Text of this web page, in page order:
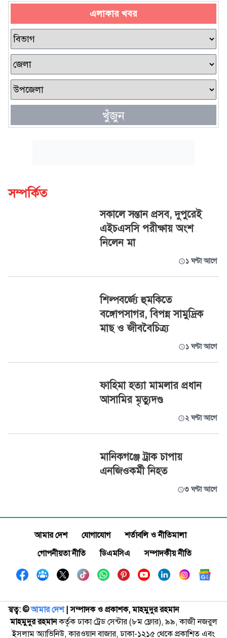
এলাকার খবর
খুঁজুন
সম্পর্কিত
সকালে সন্তান প্রসব, দুপুরেই
এইচএসসি পরীক্ষায় অংশ
নিলেন মা
১ ঘণ্টা আগে
শিল্পবর্জ্যে হুমকিতে
বঙ্গোপসাগর, বিপন্ন সামুদ্রিক
মাছ ও জীববৈচিত্র্য
১ ঘণ্টা আগে
ফাহিমা হত্যা মামলার প্রধান
আসামির মৃত্যুদণ্ড
২ ঘণ্টা আগে
মানিকগঞ্জে ট্রাক চাপায়
এনজিওকর্মী নিহত
৩ ঘণ্টা আগে
আমার দেশ যোগাযোগ
শর্তাবলি ও নীতিমালা
গোপনীয়তা নীতি
ডিএমসিএ সম্পাদকীয় নীতি
স্বত্ব: ©️আমার দেশ| সম্পাদক ও প্রকাশক, মাহমুদুর রহমান
মাহমুদুর রহমানকর্তৃক ঢাকা ট্রেড সেন্টার (৮ম ফ্লোর), ৯৯, কাজী নজরুল
ইসলাম অ্যাভিনিউ, কারওয়ান বাজার, ঢাকা-১২১৫ থেকে প্রকাশিত এবং